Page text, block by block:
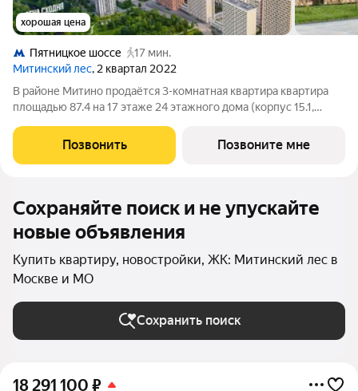
хорошая цена
Пятницкое шоссе
17 мин.
Митинский лес, 2 квартал 2022
В районе Митино продаётся 3-комнатная квартира квартира
площадью 87.4 на 17 этаже 24 этажного дома (корпус 15.1,
расположение 20 минут пешком до станции метро
«Пятницкое шоссе». 8 минут на автомобиле
Позвонить Позвоните мне
Сохраняйте поиск и не упускайте
новые объявления
Купить квартиру, новостройки, ЖК: Митинский лес в
Москве и МО
Сохранить поиск
18 291 100 ₽